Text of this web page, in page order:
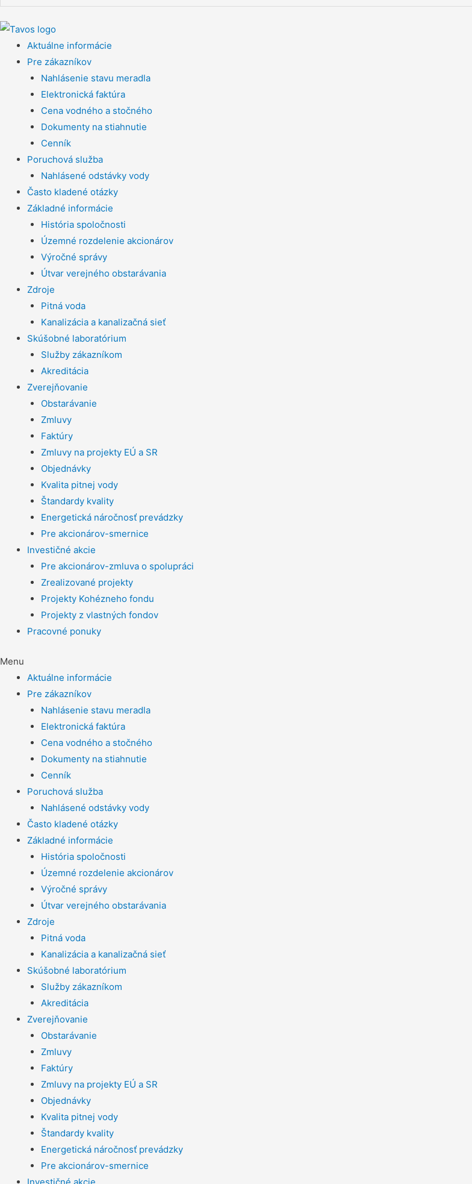
Aktuálne informácie
Pre zákazníkov
Nahlásenie stavu meradla
Elektronická faktúra
Cena vodného a stočného
Dokumenty na stiahnutie
Cenník
Poruchová služba
Nahlásené odstávky vody
Často kladené otázky
Základné informácie
História spoločnosti
Územné rozdelenie akcionárov
Výročné správy
Útvar verejného obstarávania
Zdroje
Pitná voda
Kanalizácia a kanalizačná sieť
Skúšobné laboratórium
Služby zákazníkom
Akreditácia
Zverejňovanie
Obstarávanie
Zmluvy
Faktúry
Zmluvy na projekty EÚ a SR
Objednávky
Kvalita pitnej vody
Štandardy kvality
Energetická náročnosť prevádzky
Pre akcionárov-smernice
Investičné akcie
Pre akcionárov-zmluva o spolupráci
Zrealizované projekty
Projekty Kohézneho fondu
Projekty z vlastných fondov
Pracovné ponuky
Menu
Aktuálne informácie
Pre zákazníkov
Nahlásenie stavu meradla
Elektronická faktúra
Cena vodného a stočného
Dokumenty na stiahnutie
Cenník
Poruchová služba
Nahlásené odstávky vody
Často kladené otázky
Základné informácie
História spoločnosti
Územné rozdelenie akcionárov
Výročné správy
Útvar verejného obstarávania
Zdroje
Pitná voda
Kanalizácia a kanalizačná sieť
Skúšobné laboratórium
Služby zákazníkom
Akreditácia
Zverejňovanie
Obstarávanie
Zmluvy
Faktúry
Zmluvy na projekty EÚ a SR
Objednávky
Kvalita pitnej vody
Štandardy kvality
Energetická náročnosť prevádzky
Pre akcionárov-smernice